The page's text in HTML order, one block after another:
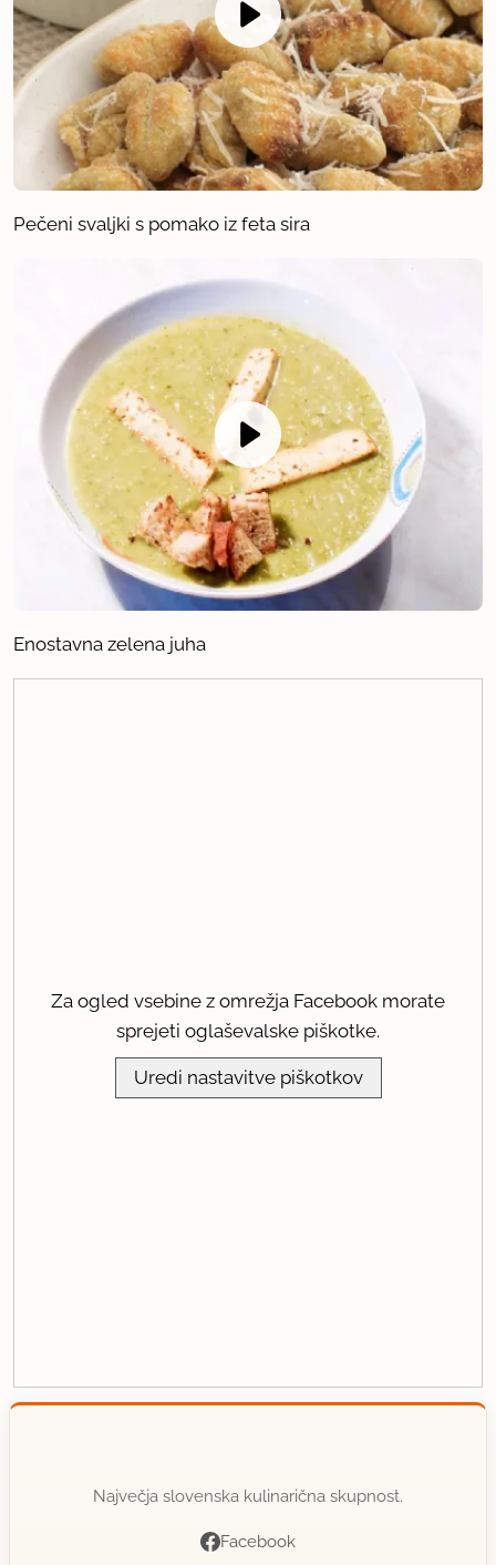
Pečeni svaljki s pomako iz feta sira
Enostavna zelena juha
Za ogled vsebine z omrežja Facebook morate
sprejeti oglaševalske piškotke.
Uredi nastavitve piškotkov
Največja slovenska kulinarična skupnost.
Facebook